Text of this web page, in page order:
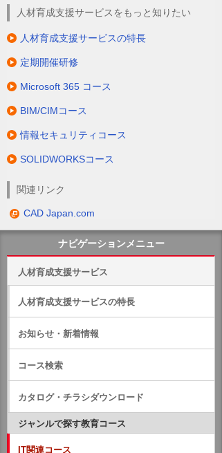
人材育成支援サービスをもっと知りたい
人材育成支援サービスの特長
定期開催研修
Microsoft 365 コース
BIM/CIMコース
情報セキュリティコース
SOLIDWORKSコース
関連リンク
CAD Japan.com
ナビゲーションメニュー
人材育成支援サービス
人材育成支援サービスの特長
お知らせ・新着情報
コース検索
カタログ・チラシダウンロード
ジャンルで探す教育コース
IT関連コース